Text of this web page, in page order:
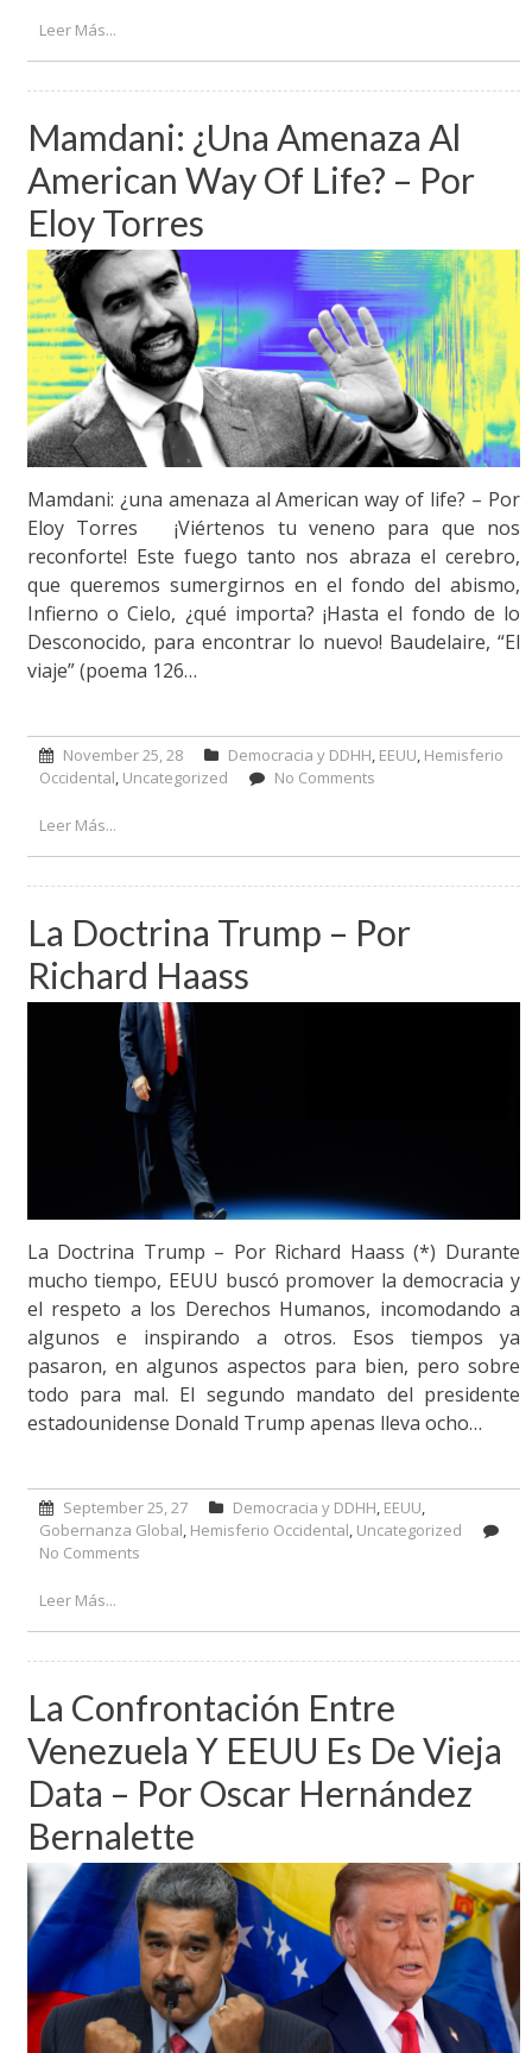
Leer Más...
Mamdani: ¿una Amenaza Al
American Way Of Life? – Por
Eloy Torres
Mamdani: ¿una amenaza al American way of life? – Por
Eloy Torres ¡Viértenos tu veneno para que nos
reconforte! Este fuego tanto nos abraza el cerebro,
que queremos sumergirnos en el fondo del abismo,
Infierno o Cielo, ¿qué importa? ¡Hasta el fondo de lo
Desconocido, para encontrar lo nuevo! Baudelaire, “El
viaje” (poema 126…
November 25, 28 Democracia y DDHH, EEUU, Hemisferio
Occidental, Uncategorized No Comments
Leer Más...
La Doctrina Trump – Por
Richard Haass
La Doctrina Trump – Por Richard Haass (*) Durante
mucho tiempo, EEUU buscó promover la democracia y
el respeto a los Derechos Humanos, incomodando a
algunos e inspirando a otros. Esos tiempos ya
pasaron, en algunos aspectos para bien, pero sobre
todo para mal. El segundo mandato del presidente
estadounidense Donald Trump apenas lleva ocho…
September 25, 27 Democracia y DDHH, EEUU,
Gobernanza Global, Hemisferio Occidental, Uncategorized
No Comments
Leer Más...
La Confrontación Entre
Venezuela Y EEUU Es De Vieja
Data – Por Oscar Hernández
Bernalette